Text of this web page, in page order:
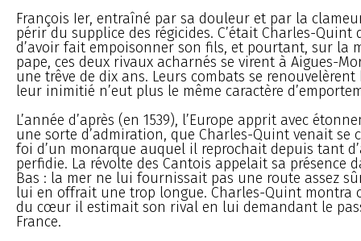
François Ier, entraîné par sa douleur et par la
périr du supplice des régicides. C’était Charles-Quint
d’avoir fait empoisonner son fils, et pourtant, sur la
pape, ces deux rivaux acharnés se virent à Aigues-
une trêve de dix ans. Leurs combats se
leur inimitié n’eut plus le même caractère
L’année d’après (en 1539), l’Europe apprit avec
une sorte d’admiration, que Charles-Quint venait se
foi d’un monarque auquel il reprochait depuis tant
perfidie. La révolte des Cantois appelait sa présence
Bas : la mer ne lui fournissait pas une route assez
lui en offrait une trop longue. Charles-Quint montra
du cœur il estimait son rival en lui demandant le
France.